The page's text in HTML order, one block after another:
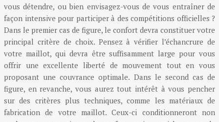
vous détendre, ou bien envisagez-vous de vous entraîner de
façon intensive pour participer à des compétitions officielles ?
Dans le premier cas de figure, le confort devra constituer votre
principal critère de choix. Pensez à vérifier l’échancrure de
votre maillot, qui devra être suffisamment large pour vous
offrir une excellente liberté de mouvement tout en vous
proposant une couvrance optimale. Dans le second cas de
figure, en revanche, vous aurez tout intérêt à vous pencher
sur des critères plus techniques, comme les matériaux de
fabrication de votre maillot. Ceux-ci conditionneront non